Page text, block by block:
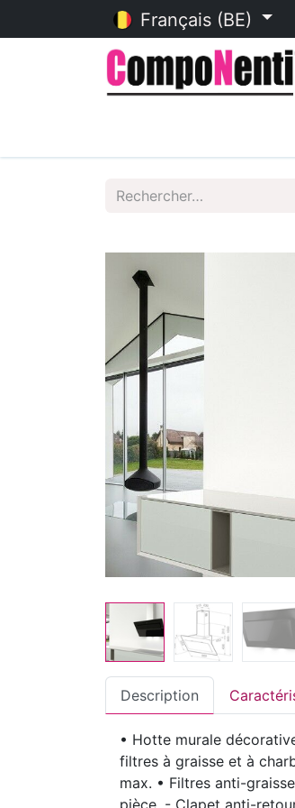
Français (BE)
Description
• Hotte murale
filtres à graisse et à
max. • Filtres anti-
pièce. - Clapet anti-